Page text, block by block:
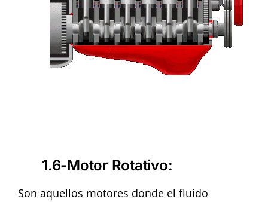
1.6-Motor Rotativo:
Son aquellos motores donde el fluido